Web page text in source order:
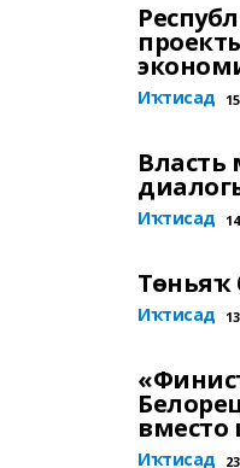
Иҡтисад
Власть
Иҡтисад
Төньяҡ
Иҡтисад
вместо
Иҡтисад